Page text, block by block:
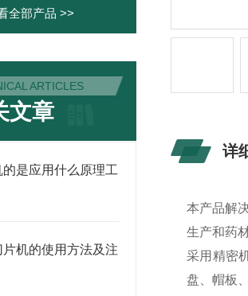
全部产品 >>
ARTICLES
文章
是应用什么原理工
机的使用方法及注
详
本产品解
生产和药
采用精密
盘、帽板